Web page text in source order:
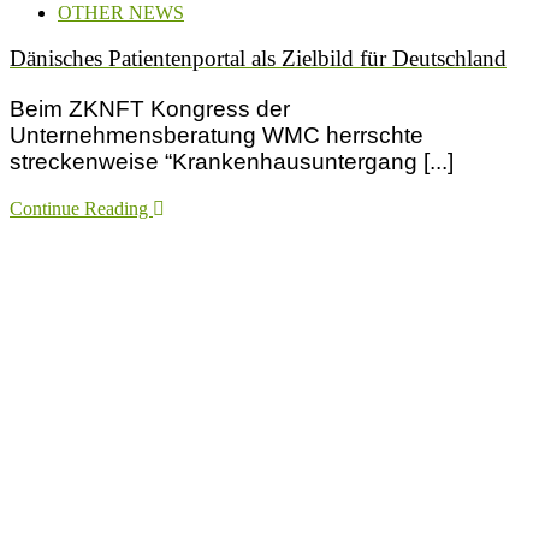
OTHER NEWS
Dänisches Patientenportal als Zielbild für Deutschland
Beim ZKNFT Kongress der
Unternehmensberatung WMC herrschte
streckenweise “Krankenhausuntergang [...]
Continue Reading